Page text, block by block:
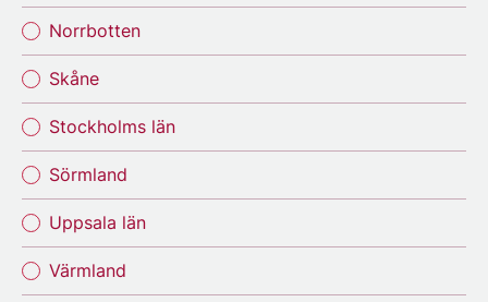
Norrbotten
Skåne
Stockholms län
Sörmland
Uppsala län
Värmland